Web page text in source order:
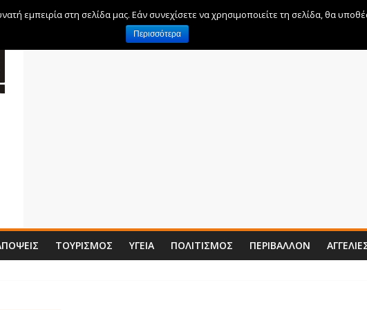
ΤΟΥΡΙΣΜΌΣ ΥΓΕΊΑ ΠΟΛΙΤΙΣΜΌΣ ΠΕΡΙΒΆΛΛΟΝ
εμπειρία στη σελίδα μας. Εάν συνεχίσετε να χρησιμοποιείτε τη σελίδα, θα
Περισσότερα